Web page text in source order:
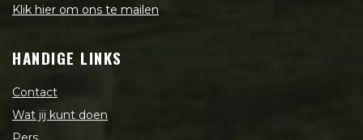
Klik hier om ons te mailen
HANDIGE LINKS
Contact
Wat jij kunt doen